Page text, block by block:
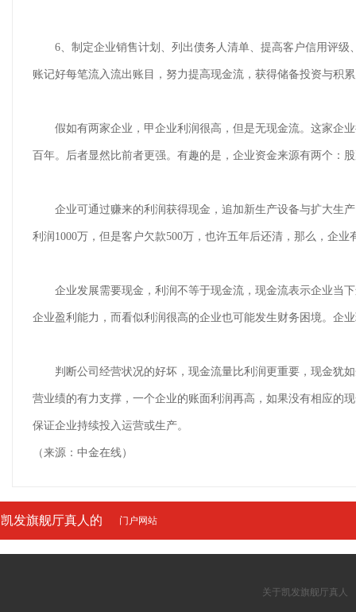
6、制定企业销售计划、列出债务人清单、提高客户信用评级
账记好每笔流入流出账目，努力提高现金流，获得储备投资与积
假如有两家企业，甲企业利润很高，但是无现金流。这家企业
百年。后者显然比前者更强。有趣的是，企业资金来源有两个：
企业可通过赚来的利润获得现金，追加新生产设备与扩大生产
利润1000万，但是客户欠款500万，也许五年后还清，那么，企
企业发展需要现金，利润不等于现金流，现金流表示企业当下
企业盈利能力，而看似利润很高的企业也可能发生财务困境。企
判断公司经营状况的好坏，现金流量比利润更重要，现金犹如
营业绩的有力支撑，一个企业的账面利润再高，如果没有相应的
保证企业持续投入运营或生产。
（来源：中金在线）
凯发旗舰厅真人的
友情链接
门户网站
关于凯发旗舰厅真人